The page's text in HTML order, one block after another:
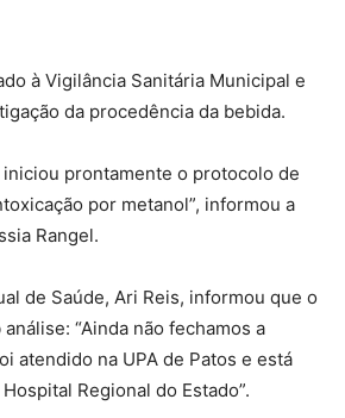
à Vigilância Sanitária Municipal e
da procedência da bebida.
iniciou prontamente o protocolo de
por metanol”, informou a
Rangel.
de Saúde, Ari Reis, informou que o
“Ainda não fechamos a
atendido na UPA de Patos e está
Regional do Estado”.